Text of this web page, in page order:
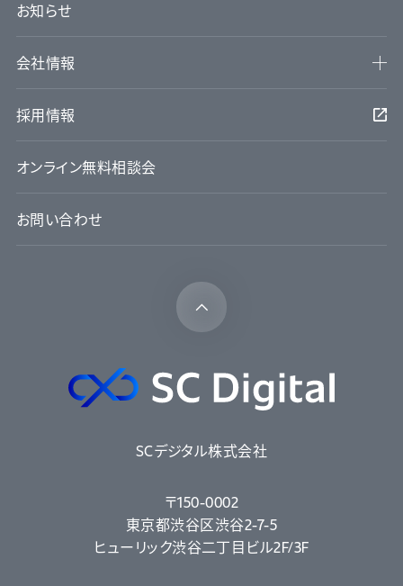
お知らせ
会社情報
採用情報
オンライン無料相談会
お問い合わせ
SCデジタル株式会社
〒150-0002
東京都渋谷区渋谷2-7-5
ヒューリック渋谷二丁目ビル2F/3F